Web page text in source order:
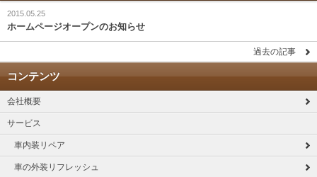
2015.05.25
ホームページオープンのお知らせ
過去の記事
コンテンツ
会社概要
サービス
車内装リペア
車の外装リフレッシュ